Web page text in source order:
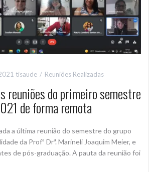
tisaude Reuniões Realizadas
reuniões do primeiro semestre
de forma remota
a última reunião do semestre do grupo
da Profª Drª. Marineli Joaquim Meier, e
de pós-graduação. A pauta da reunião foi